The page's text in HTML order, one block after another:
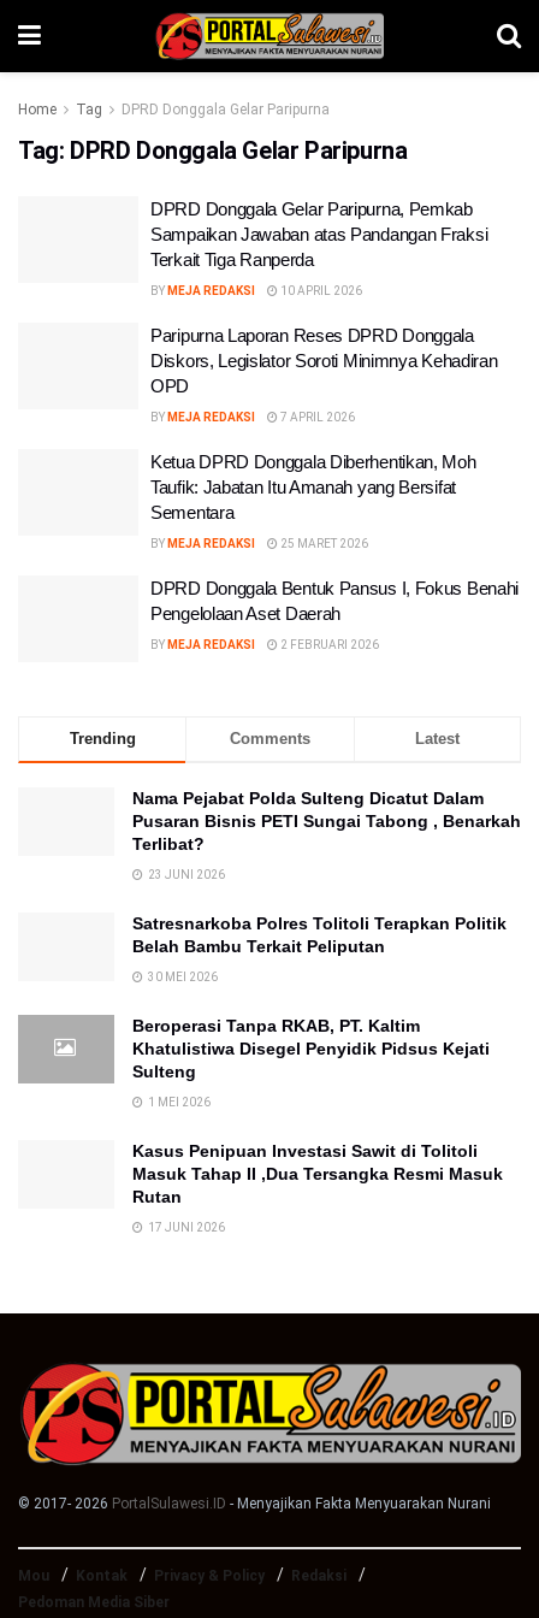
Home Tag DPRD Donggala Gelar Paripurna
Tag: DPRD Donggala Gelar Paripurna
DPRD Donggala Gelar Paripurna, Pemkab
Sampaikan Jawaban atas Pandangan Fraksi
Terkait Tiga Ranperda
BY MEJA REDAKSI 10 APRIL 2026
Paripurna Laporan Reses DPRD Donggala
Diskors, Legislator Soroti Minimnya Kehadiran
OPD
BY MEJA REDAKSI 7 APRIL 2026
Ketua DPRD Donggala Diberhentikan, Moh
Taufik: Jabatan Itu Amanah yang Bersifat
Sementara
BY MEJA REDAKSI 25 MARET 2026
DPRD Donggala Bentuk Pansus I, Fokus Benahi
Pengelolaan Aset Daerah
BY MEJA REDAKSI 2 FEBRUARI 2026
Trending Comments Latest
Nama Pejabat Polda Sulteng Dicatut Dalam
Pusaran Bisnis PETI Sungai Tabong , Benarkah
Terlibat?
23 JUNI 2026
Satresnarkoba Polres Tolitoli Terapkan Politik
Belah Bambu Terkait Peliputan
30 MEI 2026
Beroperasi Tanpa RKAB, PT. Kaltim
Khatulistiwa Disegel Penyidik Pidsus Kejati
Sulteng
1 MEI 2026
Kasus Penipuan Investasi Sawit di Tolitoli
Masuk Tahap II ,Dua Tersangka Resmi Masuk
Rutan
17 JUNI 2026
© 2017- 2026 PortalSulawesi.ID - Menyajikan Fakta Menyuarakan Nurani
Mou Kontak Privacy & Policy
Redaksi
Pedoman Media Siber